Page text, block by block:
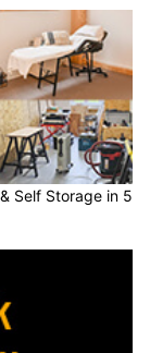
Self Storage in 5